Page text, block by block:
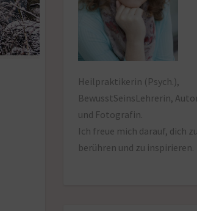
Heilpraktikerin (Psych.),
BewusstSeinsLehrerin,
und Fotografin.
Ich freue mich darauf, dich zu
berühren und zu inspirieren.